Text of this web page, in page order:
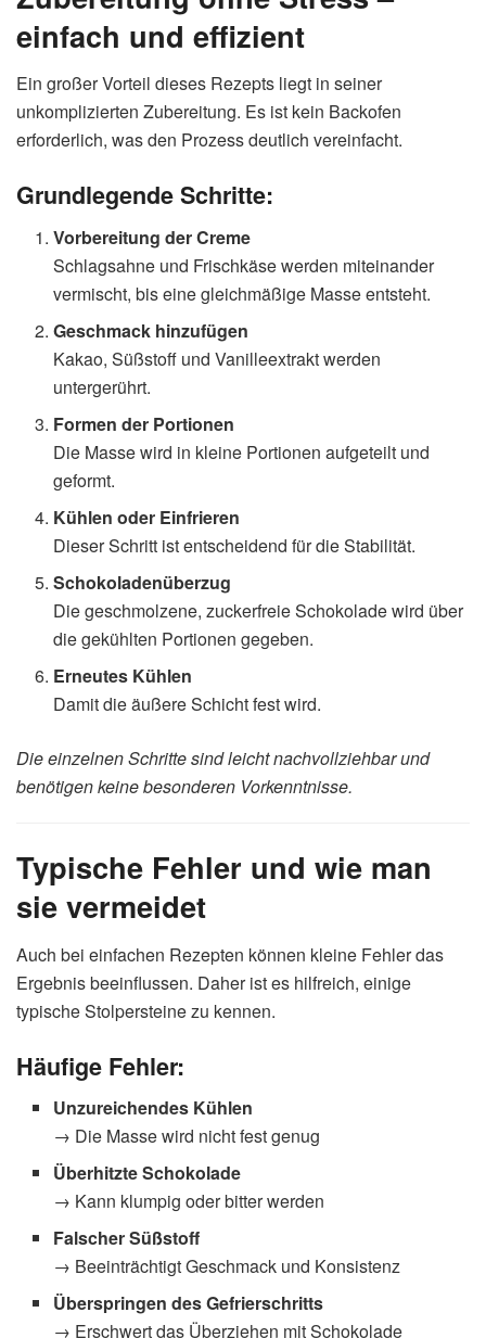
einfach und effizient
Ein großer Vorteil dieses Rezepts liegt in seiner
unkomplizierten Zubereitung. Es ist kein Backofen
erforderlich, was den Prozess deutlich vereinfacht.
Grundlegende Schritte:
Vorbereitung der Creme
Schlagsahne und Frischkäse werden miteinander
vermischt, bis eine gleichmäßige Masse entsteht.
Geschmack hinzufügen
Kakao, Süßstoff und Vanilleextrakt werden
untergerührt.
Formen der Portionen
Die Masse wird in kleine Portionen aufgeteilt und
geformt.
Kühlen oder Einfrieren
Dieser Schritt ist entscheidend für die Stabilität.
Schokoladenüberzug
Die geschmolzene, zuckerfreie Schokolade wird über
die gekühlten Portionen gegeben.
Erneutes Kühlen
Damit die äußere Schicht fest wird.
Die einzelnen Schritte sind leicht nachvollziehbar und
benötigen keine besonderen Vorkenntnisse.
Typische Fehler und wie man
sie vermeidet
Auch bei einfachen Rezepten können kleine Fehler das
Ergebnis beeinflussen. Daher ist es hilfreich, einige
typische Stolpersteine zu kennen.
Häufige Fehler:
Unzureichendes Kühlen
→ Die Masse wird nicht fest genug
Überhitzte Schokolade
→ Kann klumpig oder bitter werden
Falscher Süßstoff
→ Beeinträchtigt Geschmack und Konsistenz
Überspringen des Gefrierschritts
→ Erschwert das Überziehen mit Schokolade